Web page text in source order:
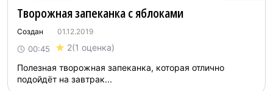
Творожная запеканка с яблоками
Создан 01.12.2019
00:45 2(1 оценка)
Полезная творожная запеканка, которая отлично
подойдёт на завтрак...